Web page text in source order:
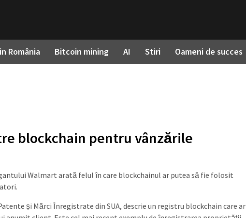
România Bitcoin mining AI Stiri Oameni de succes
blockchain pentru vânzările
Walmart arată felul în care blockchainul ar putea să fie folosit
și Mărci Înregistrate din SUA, descrie un registru blockchain care ar